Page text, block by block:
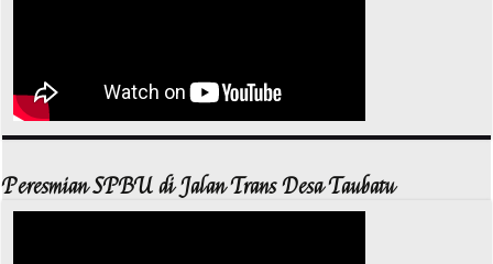
Peresmian SPBU di Jalan Trans Desa Taubatu